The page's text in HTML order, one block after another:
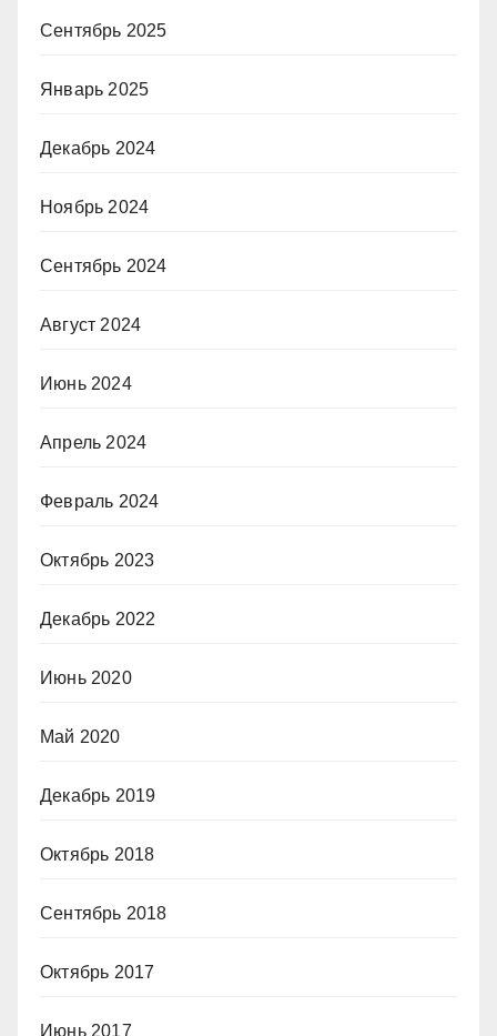
Сентябрь 2025
Январь 2025
Декабрь 2024
Ноябрь 2024
Сентябрь 2024
Август 2024
Июнь 2024
Апрель 2024
Февраль 2024
Октябрь 2023
Декабрь 2022
Июнь 2020
Май 2020
Декабрь 2019
Октябрь 2018
Сентябрь 2018
Октябрь 2017
Июнь 2017